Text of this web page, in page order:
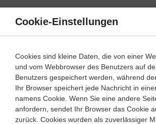
Direkt
Inhalt
Lernwege mit Erklär- und
Französisch
Cookie-Einstellungen
Cookies sind kleine Daten, die von einer
und vom Webbrowser des Benutzers auf
Benutzers gespeichert werden, während
Ihr Browser speichert jede Nachricht in
namens Cookie. Wenn Sie eine andere
anfordern, sendet Ihr Browser das Cookie
zurück. Cookies wurden als zuverlässiger